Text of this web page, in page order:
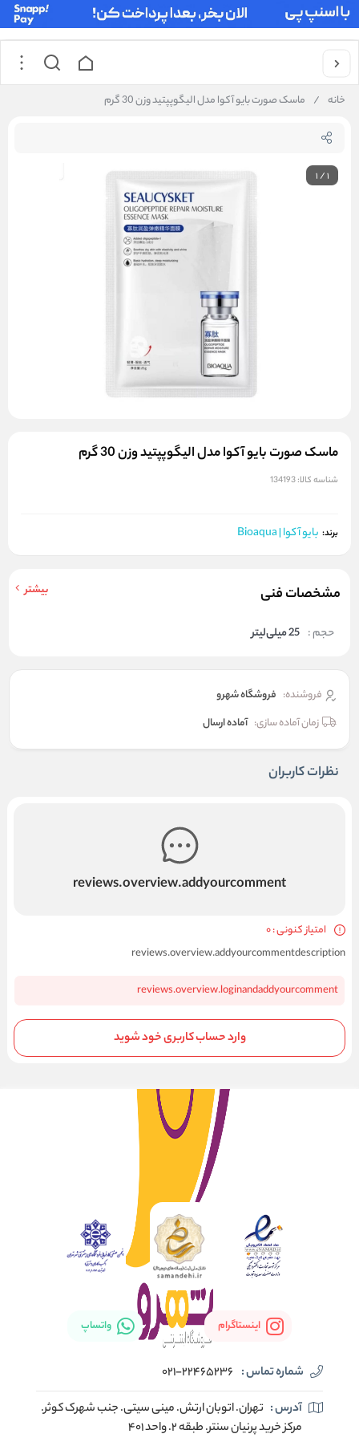
خانه / ماسک صورت بایو آکوا مدل الیگوپپتید وزن 30 گرم
1/1
ماسک صورت بایو آکوا مدل الیگوپپتید وزن 30 گرم
شناسه کالا:134193
برند: بایو آکوا | Bioaqua
مشخصات فنی بیشتر
حجم : 25 میلی‌لیتر
فروشنده: فروشگاه شهرو
زمان آماده سازی: آماده ارسال
نظرات کاربران
reviews.overview.addyourcomment
امتیاز کنونی : 0
reviews.overview.addyourcommentdescription
reviews.overview.loginandaddyourcomment
وارد حساب کاربری خود شوید
اینستاگرام واتساپ
شماره تماس : 021-22465236
آدرس : تهران. اتوبان ارتش. مینی سیتی. جنب شهرک کوثر.
مرکز خرید پرنیان سنتر. طبقه ۲. واحد ۴۰۱